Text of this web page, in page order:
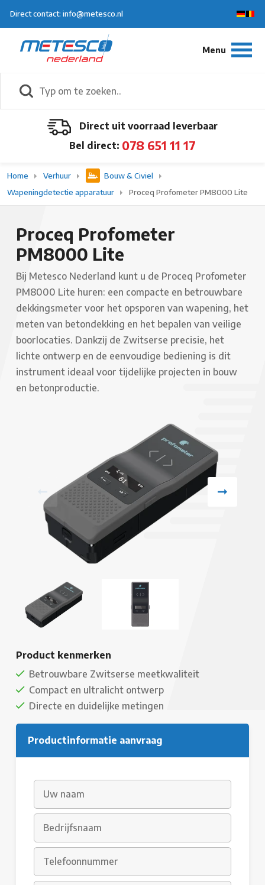
Direct contact: info@metesco.nl
Direct uit voorraad leverbaar
Bel direct: 078 651 11 17
Home Verhuur
Bouw & Civiel
Wapeningdetectie apparatuur
Proceq Profometer PM8000 Lite
Proceq Profometer
PM8000 Lite
Bij Metesco Nederland kunt u de Proceq Profometer
PM8000 Lite huren: een compacte en betrouwbare
dekkingsmeter voor het opsporen van wapening, het
meten van betondekking en het bepalen van veilige
boorlocaties. Dankzij de Zwitserse precisie, het
lichte ontwerp en de eenvoudige bediening is dit
instrument ideaal voor tijdelijke projecten in bouw
en betonproductie.
Product kenmerken
Betrouwbare Zwitserse meetkwaliteit
Compact en ultralicht ontwerp
Directe en duidelijke metingen
Productinformatie aanvraag